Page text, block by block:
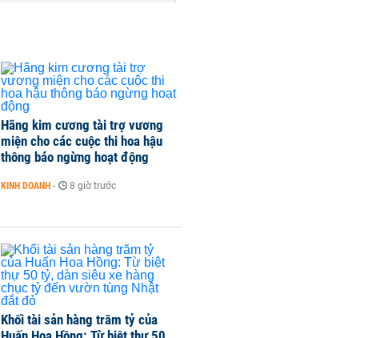
Hãng kim cương tài trợ vương
miện cho các cuộc thi hoa hậu
thông báo ngừng hoạt động
KINH DOANH - 8 giờ trước
Khối tài sản hàng trăm tỷ của